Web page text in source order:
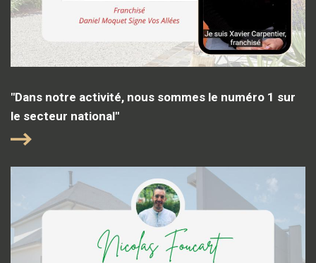
"Dans notre activité, nous sommes le numéro 1 sur
le secteur national"